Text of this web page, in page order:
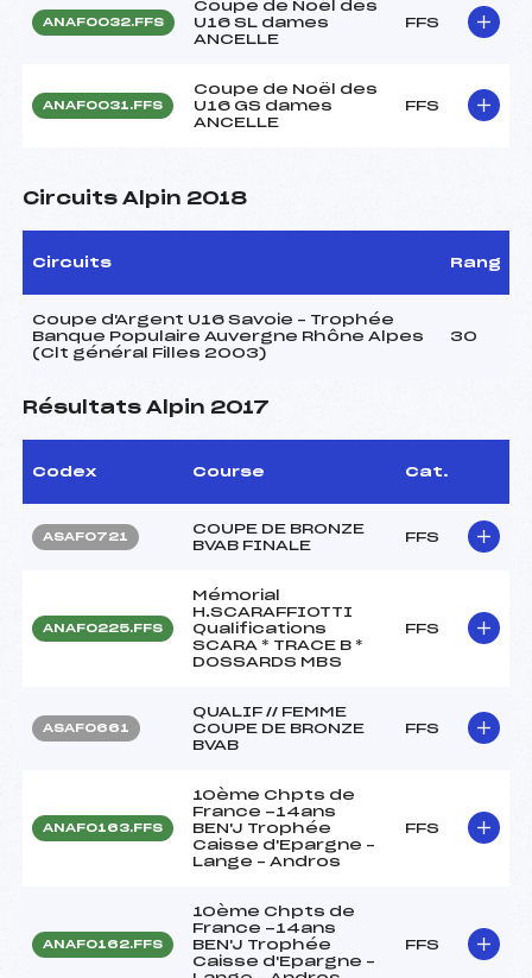
ANAF0032.FFS
Coupe de Noël des
U16 SL dames
ANCELLE
FFS
ANAF0031.FFS
Coupe de Noël des
U16 GS dames
ANCELLE
FFS
Circuits Alpin 2018
Circuits Rang
Coupe d'Argent U16 Savoie – Trophée
Banque Populaire Auvergne Rhône Alpes
(Clt général Filles 2003)
30
Résultats Alpin 2017
Codex Course Cat.
ASAF0721
COUPE DE BRONZE
BVAB FINALE
FFS
ANAF0225.FFS
Mémorial
H.SCARAFFIOTTI
Qualifications
SCARA * TRACE B *
DOSSARDS MBS
FFS
ASAF0661
QUALIF // FEMME
COUPE DE BRONZE
BVAB
FFS
ANAF0163.FFS
10ème Chpts de
France -14ans
BEN'J Trophée
Caisse d'Epargne –
Lange – Andros
FFS
ANAF0162.FFS
10ème Chpts de
France -14ans
BEN'J Trophée
Caisse d'Epargne –
FFS